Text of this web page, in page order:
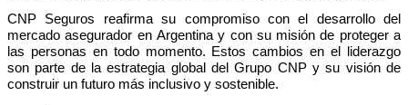
CNP Seguros reafirma su compromiso con el desarrollo del
mercado asegurador en Argentina y con su misión de proteger a
las personas en todo momento. Estos cambios en el liderazgo
son parte de la estrategia global del Grupo CNP y su visión de
construir un futuro más inclusivo y sostenible.